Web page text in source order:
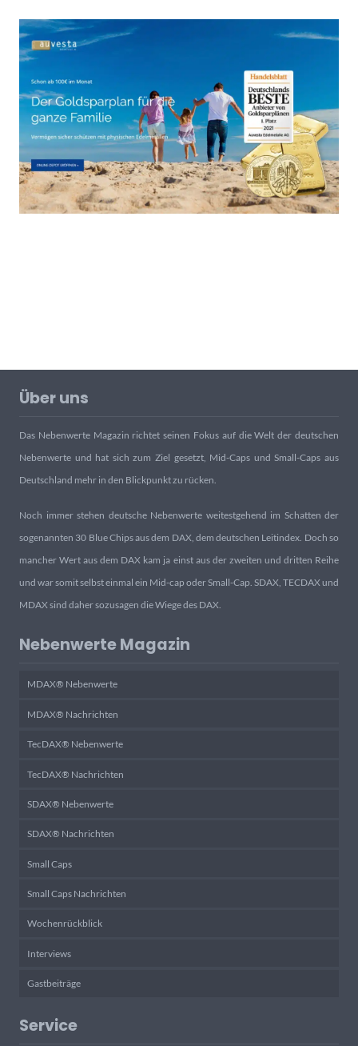
Über uns
Das Nebenwerte Magazin richtet seinen Fokus auf die Welt der deutschen
Nebenwerte und hat sich zum Ziel gesetzt, Mid-Caps und Small-Caps aus
Deutschland mehr in den Blickpunkt zu rücken.
Noch immer stehen deutsche Nebenwerte weitestgehend im Schatten der
sogenannten 30 Blue Chips aus dem DAX, dem deutschen Leitindex. Doch so
mancher Wert aus dem DAX kam ja einst aus der zweiten und dritten Reihe
und war somit selbst einmal ein Mid-cap oder Small-Cap. SDAX, TECDAX und
MDAX sind daher sozusagen die Wiege des DAX.
Nebenwerte Magazin
MDAX® Nebenwerte
MDAX® Nachrichten
TecDAX® Nebenwerte
TecDAX® Nachrichten
SDAX® Nebenwerte
SDAX® Nachrichten
Small Caps
Small Caps Nachrichten
Wochenrückblick
Interviews
Gastbeiträge
Service